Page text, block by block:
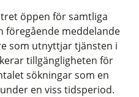
öppen för samtliga
föregående meddelande
som utnyttjar tjänsten i
tillgängligheten för
sökningar som en
en viss tidsperiod.